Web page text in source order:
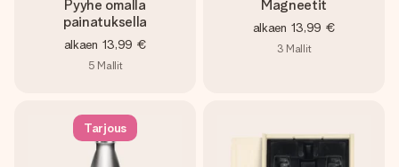
Pyyhe omalla
painatuksella
alkaen 13,99 €
5 Mallit
Magneetit
alkaen 13,99 €
3 Mallit
Tarjous